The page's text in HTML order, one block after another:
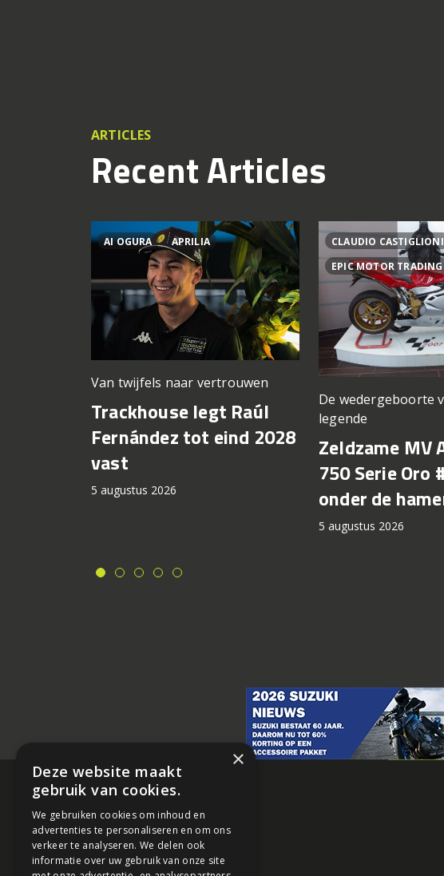
ARTICLES
Recent Articles
AI OGURA APRILIA
Van twijfels naar vertrouwen
Trackhouse legt Raúl
Fernández tot eind 2028
vast
5 augustus 2026
CLAUDIO CASTIGLIONI
EPIC MOTOR TRADING
De wedergeboorte
legende
Zeldzame MV
750 Serie Oro
onder de
5 augustus 2026
×
Deze website maakt
gebruik van cookies.
We gebruiken cookies om inhoud en
advertenties te personaliseren en om ons
verkeer te analyseren. We delen ook
informatie over uw gebruik van onze site